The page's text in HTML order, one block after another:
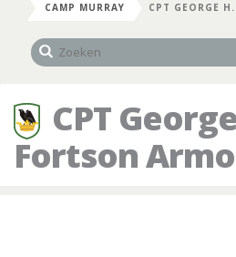
CAMP MURRAY
CPT GEORGE
CPT
Fortson